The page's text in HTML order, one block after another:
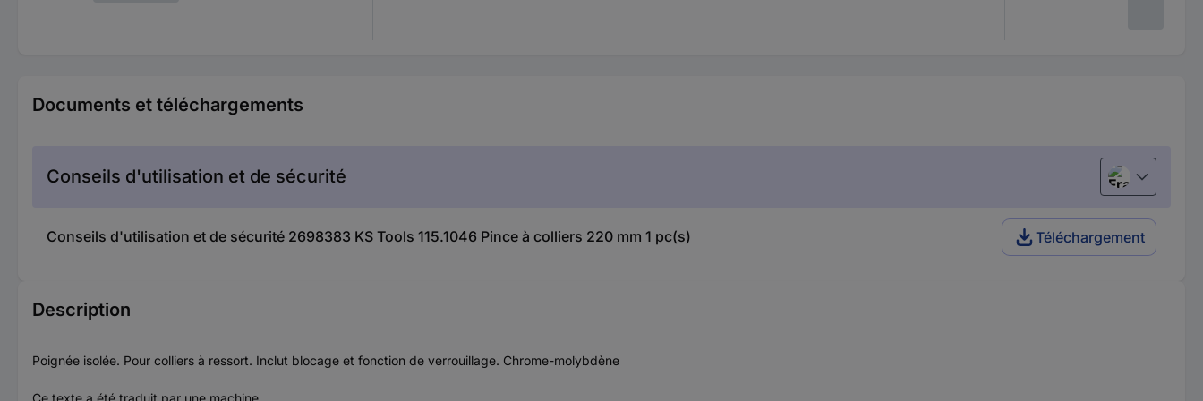
Documents et téléchargements
Conseils d'utilisation et de sécurité Français
Conseils d'utilisation et de sécurité 2698383 KS Tools 115.1046 Pince à colliers 220 mm 1 pc(s) Téléchargement
Description
Poignée isolée. Pour colliers à ressort. Inclut blocage et fonction de verrouillage. Chrome-molybdène
Ce texte a été traduit par une machine.